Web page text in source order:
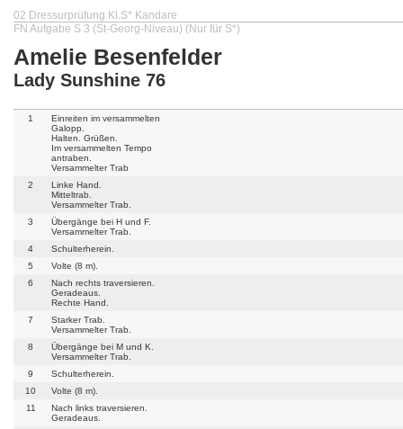
02 Dressurprüfung Kl.S* Kandare
FN Aufgabe S 3 (St-Georg-Niveau) (Nur für S*)
Amelie Besenfelder
Lady Sunshine 76
1
Einreiten im versammelten
Galopp.
Halten. Grüßen.
Im versammelten Tempo
antraben.
Versammelter Trab
2
Linke Hand.
Mitteltrab.
Versammelter Trab.
3
Übergänge bei H und F.
Versammelter Trab.
4
Schulterherein.
5
Volte (8 m).
6
Nach rechts traversieren.
Geradeaus.
Rechte Hand.
7
Starker Trab.
Versammelter Trab.
8
Übergänge bei M und K.
Versammelter Trab.
9
Schulterherein.
10
Volte (8 m).
11
Nach links traversieren.
Geradeaus.